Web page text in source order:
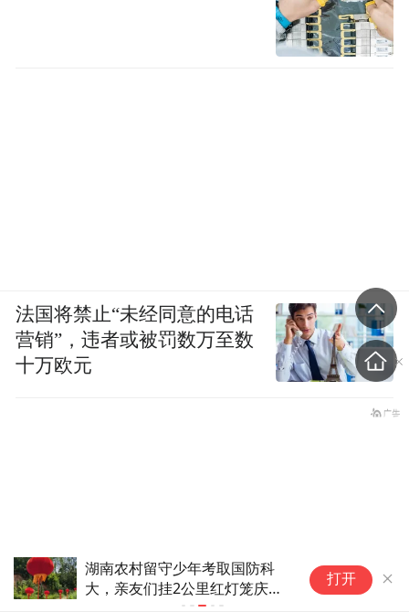
湖南农村留守少年考取国防科
大，亲友们挂2公里红灯笼庆
贺，校长上门送奖金和奖品
日本广岛废
拒绝拥核
打开
法国将禁止“未经同意的电话
营销”，违者或被罚数万至数
十万欧元